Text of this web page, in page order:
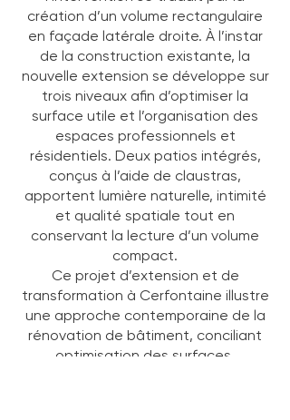
création d’un volume rectangulaire
en façade latérale droite. À l’instar
de la construction existante, la
nouvelle extension se développe sur
trois niveaux afin d’optimiser la
surface utile et l’organisation des
espaces professionnels et
résidentiels. Deux patios intégrés,
conçus à l’aide de claustras,
apportent lumière naturelle, intimité
et qualité spatiale tout en
conservant la lecture d’un volume
compact.
Ce projet d’extension et de
transformation à Cerfontaine illustre
une approche contemporaine de la
rénovation de bâtiment, conciliant
optimisation des surfaces,